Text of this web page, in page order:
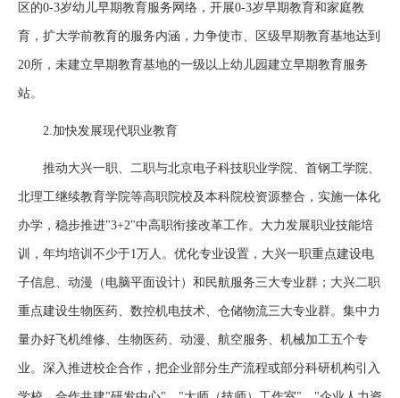
区的0-3岁幼儿早期教育服务网络，开展0-3岁早期教育和家庭教
育，扩大学前教育的服务内涵，力争使市、区级早期教育基地达到
20所，未建立早期教育基地的一级以上幼儿园建立早期教育服务
站。
2.加快发展现代职业教育
推动大兴一职、二职与北京电子科技职业学院、首钢工学院、
北理工继续教育学院等高职院校及本科院校资源整合，实施一体化
办学，稳步推进"3+2"中高职衔接改革工作。大力发展职业技能培
训，年均培训不少于1万人。优化专业设置，大兴一职重点建设电
子信息、动漫（电脑平面设计）和民航服务三大专业群；大兴二职
重点建设生物医药、数控机电技术、仓储物流三大专业群。集中力
量办好飞机维修、生物医药、动漫、航空服务、机械加工五个专
业。深入推进校企合作，把企业部分生产流程或部分科研机构引入